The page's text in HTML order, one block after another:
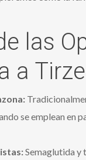
las
a
se emplean en
Semaglutida y